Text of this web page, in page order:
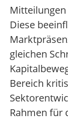
Diese
gleichen
Bereich
Rahmen für